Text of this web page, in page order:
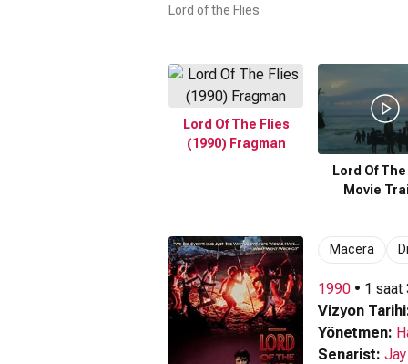
Lord of the Flies
Lord Of The Flies
(1990) Fragman
Lord Of
Movie
Macera
1990 • 1 saat
Vizyon
Yönetmen:
Senarist: